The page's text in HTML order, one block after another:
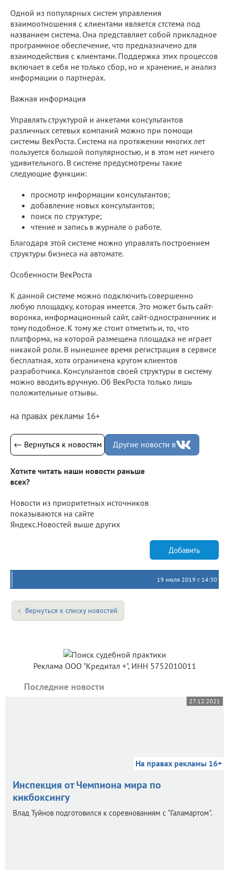
Одной из популярных систем управления
взаимоотношения с клиентами является стстема под
названием система. Она представляет собой прикладное
программное обеспечение, что предназначено для
взаимодействия с клиентами. Поддержка этих процессов
включает в себя не только сбор, но и хранение, и анализ
информации о партнерах.
Важная информация
Управлять структурой и анкетами консультантов
различных сетевых компаний можно при помощи
системы ВекРоста. Система на протяжении многих лет
пользуется большой популярностью, и в этом нет ничего
удивительного. В системе предусмотрены такие
следующие функции:
просмотр информации консультантов;
добавление новых консультантов;
поиск по структуре;
чтение и запись в журнале о работе.
Благодаря этой системе можно управлять построением
структуры бизнеса на автомате.
Особенности ВекРоста
К данной системе можно подключить совершенно
любую площадку, которая имеется. Это может быть сайт-
воронка, информационный сайт, сайт-одностраничник и
тому подобное. К тому же стоит отметить и, то, что
платформа, на которой размещена площадка не играет
никакой роли. В нынешнее время регистрация в сервисе
бесплатная, хотя ограничена кругом клиентов
разработчика. Консультантов своей структуры в систему
можно вводить вручную. Об ВекРоста только лишь
положительные отзывы.
на правах рекламы 16+
← Вернуться к новостям Другие новости в
Хотите читать наши новости раньше
всех?
Новости из приоритетных источников
показываются на сайте
Яндекс.Новостей выше других
Добавить
19 июля 2019 г. 14:30
Вернуться к списку новостей
Реклама ООО "Кредитал +", ИНН 5752010011
Последние новости
27.12.2021
На правах рекламы 16+
Инспекция от Чемпиона мира по
кикбоксингу
Влад Туйнов подготовился к соревнованиям с "Галамартом".